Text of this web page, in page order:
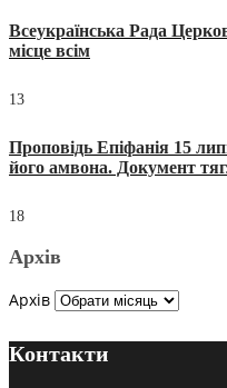
Всеукраїнська Рада
місце всім
13
Проповідь Епіфанія 15
його амвона. Документ
18
Архів
Архів
Контакти